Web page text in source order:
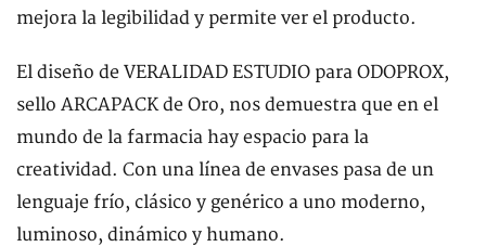
mejora la legibilidad y permite ver el producto.
El diseño de VERALIDAD ESTUDIO para ODOPROX,
sello ARCAPACK de Oro, nos demuestra que en el
mundo de la farmacia hay espacio para la
creatividad. Con una línea de envases pasa de un
lenguaje frío, clásico y genérico a uno moderno,
luminoso, dinámico y humano.